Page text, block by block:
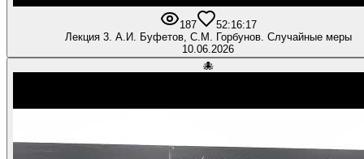
187 52:16:17
Лекция 3. А.И. Буфетов, С.М. Горбунов. Случайные меры
10.06.2026
🐙